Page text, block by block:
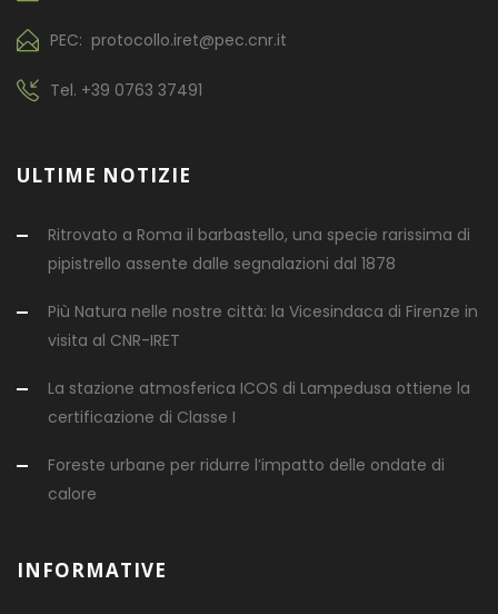
PEC: protocollo.iret@pec.cnr.it
Tel. +39 0763 37491
ULTIME NOTIZIE
Ritrovato a Roma il barbastello, una specie rarissima di
pipistrello assente dalle segnalazioni dal 1878
Più Natura nelle nostre città: la Vicesindaca di Firenze in
visita al CNR-IRET
La stazione atmosferica ICOS di Lampedusa ottiene la
certificazione di Classe I
Foreste urbane per ridurre l’impatto delle ondate di
calore
INFORMATIVE